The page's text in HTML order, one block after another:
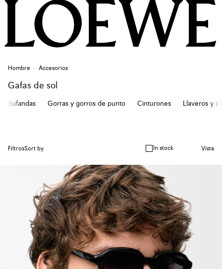
Hombre Accesorios
Gafas de sol
Bufandas Gorras y gorros de punto Cinturones Llaveros y
FiltrosSort by In stock Vista